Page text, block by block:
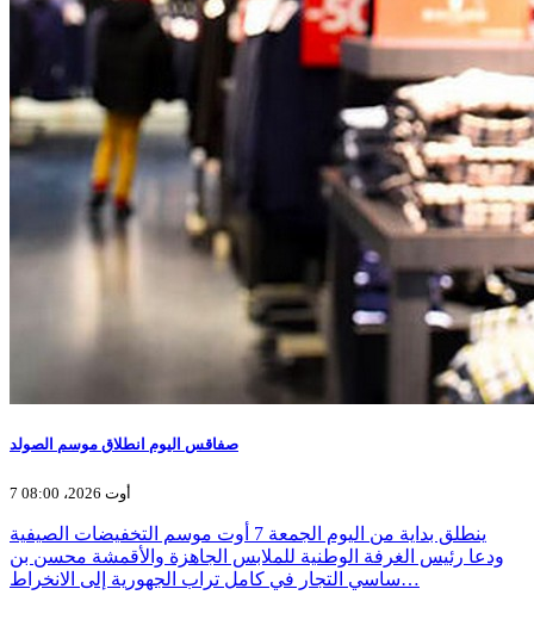
صفاقس اليوم انطلاق موسم الصولد
7 أوت 2026، 08:00
ينطلق بداية من اليوم الجمعة 7 أوت موسم التخفيضات الصيفية
ودعا رئيس الغرفة الوطنية للملابس الجاهزة والأقمشة محسن بن
ساسي التجار في كامل تراب الجهورية إلى الانخراط…